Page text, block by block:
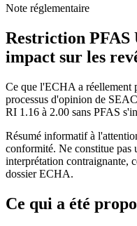
Note réglementaire
Restriction
impact sur les
Ce que l'ECHA a réellement
processus d'opinion de
RI 1.16 à 2.00 sans PFAS
Résumé informatif à
conformité. Ne constitue pas
interprétation contraignante,
dossier ECHA.
Ce qui a été